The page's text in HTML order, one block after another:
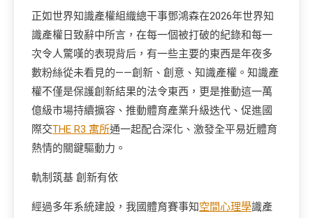
正如世界知識產權組織總干事鄧鴻森在2026年世界知
識產權日致辭中所言，在每一個被打破的紀錄和每一
次令人驚嘆的表現背后，有一些主要的東西是年夜多
數粉絲從未看見的——創新、創意、知識產權。知識產
權不僅是保護創新結果的法令東西，更是推動這一萬
億級市場持續擴容、推動體育產業升級迭代、促進國
際交THE R3 寓所通一起配合深化、激發全平易近體育
熱情的關鍵驅動力。
軌制筑基 創新有依
經過多年系統建設，我國體育賽事知空間心理學識產